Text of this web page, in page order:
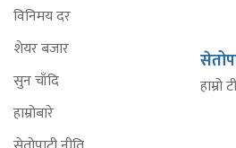
विनिमय दर
शेयर बजार
सुन चाँदि
हाम्रोबारे
हाम्रो